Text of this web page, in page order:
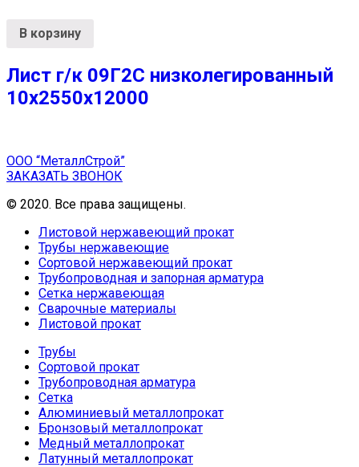
В корзину
Лист г/к 09Г2С низколегированный
10х2550х12000
ООО “МеталлСтрой”
ЗАКАЗАТЬ ЗВОНОК
© 2020. Все права защищены.
Листовой нержавеющий прокат
Трубы нержавеющие
Сортовой нержавеющий прокат
Трубопроводная и запорная арматура
Сетка нержавеющая
Сварочные материалы
Листовой прокат
Трубы
Сортовой прокат
Трубопроводная арматура
Сетка
Алюминиевый металлопрокат
Бронзовый металлопрокат
Медный металлопрокат
Латунный металлопрокат